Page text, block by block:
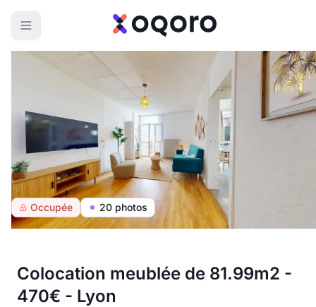
Occupée 20 photos
Colocation meublée de 81.99m2 -
470€ - Lyon